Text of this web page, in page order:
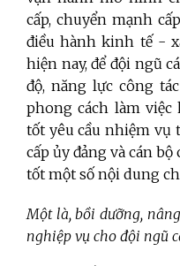
cấp, chuyển mạnh
điều hành kinh tế -
hiện nay, để đội ngũ
độ, năng lực công
phong cách làm việc
tốt yêu cầu nhiệm
cấp ủy đảng và cán
tốt một số nội dung
Một là, bồi dưỡng,
nghiệp vụ cho đội ngũ